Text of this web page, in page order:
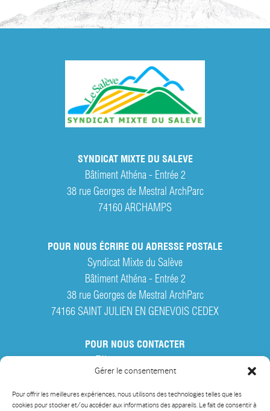
Gérer le consentement
Pour offrir les meilleures expériences, nous utilisons des technologies telles que les
cookies pour stocker et/ou accéder aux informations des appareils. Le fait de consentir à
SYNDICAT MIXTE DU SALEVE
Bâtiment Athéna - Entrée 2
38 rue Georges de Mestral ArchParc
74160 ARCHAMPS
POUR NOUS ÉCRIRE OU ADRESSE POSTALE
Syndicat Mixte du Salève
Bâtiment Athéna - Entrée 2
38 rue Georges de Mestral ArchParc
74166 SAINT JULIEN EN GENEVOIS CEDEX
POUR NOUS CONTACTER
Par courriel